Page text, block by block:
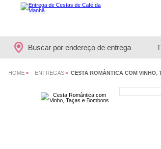
Buscar por endereço de entrega
HOME> ENTREGAS> CESTA ROMÂNTICA COM VINHO,